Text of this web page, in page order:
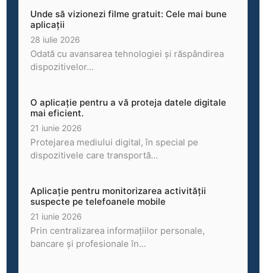
Unde să vizionezi filme gratuit: Cele mai bune
aplicații
28 iulie 2026
Odată cu avansarea tehnologiei și răspândirea
dispozitivelor...
O aplicație pentru a vă proteja datele digitale
mai eficient.
21 iunie 2026
Protejarea mediului digital, în special pe
dispozitivele care transportă...
Aplicație pentru monitorizarea activității
suspecte pe telefoanele mobile
21 iunie 2026
Prin centralizarea informațiilor personale,
bancare și profesionale în...